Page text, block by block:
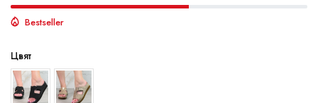
Bestseller
Цвят